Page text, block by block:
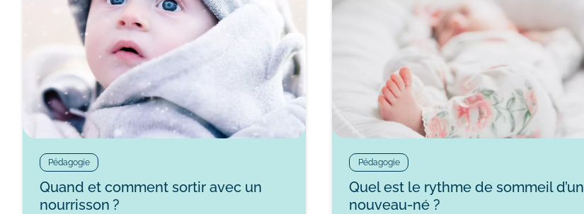
Pédagogie
Quand et comment sortir avec un
nourrisson ?
Pédagogie
Quel est le rythme de sommeil d’un
nouveau-né ?